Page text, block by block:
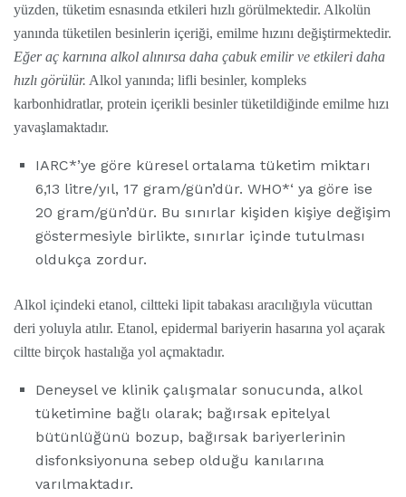
yüzden, tüketim esnasında etkileri hızlı görülmektedir. Alkolün
yanında tüketilen besinlerin içeriği, emilme hızını değiştirmektedir.
Eğer aç karnına alkol alınırsa daha çabuk emilir ve etkileri daha
hızlı görülür. Alkol yanında; lifli besinler, kompleks
karbonhidratlar, protein içerikli besinler tüketildiğinde emilme hızı
yavaşlamaktadır.
IARC*’ye göre küresel ortalama tüketim miktarı
6,13 litre/yıl, 17 gram/gün’dür. WHO*‘ ya göre ise
20 gram/gün’dür. Bu sınırlar kişiden kişiye değişim
göstermesiyle birlikte, sınırlar içinde tutulması
oldukça zordur.
Alkol içindeki etanol, ciltteki lipit tabakası aracılığıyla vücuttan
deri yoluyla atılır. Etanol, epidermal bariyerin hasarına yol açarak
ciltte birçok hastalığa yol açmaktadır.
Deneysel ve klinik çalışmalar sonucunda, alkol
tüketimine bağlı olarak; bağırsak epitelyal
bütünlüğünü bozup, bağırsak bariyerlerinin
disfonksiyonuna sebep olduğu kanılarına
varılmaktadır.